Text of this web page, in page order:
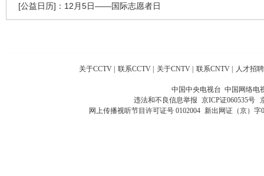
[公益日历]：12月5日——国际志愿者日
关于CCTV 联系CCTV 关于CNTV 联系CNTV 人才招聘
中国中央电视台 中国网络电
违法和不良信息举报 京ICP证060535号
网上传播视听节目许可证号 0102004 新出网证（京）